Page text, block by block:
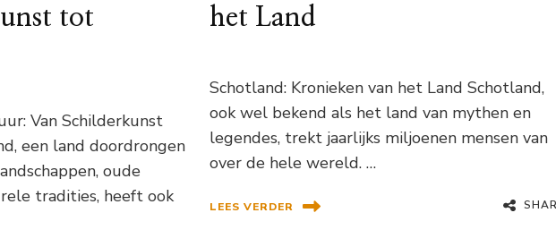
tot
Van Schilderkunst
een land doordrongen
oude
tradities, heeft ook
het Land
Schotland: Kronieken van het Land Schotland,
ook wel bekend als het land van mythen en
legendes, trekt jaarlijks miljoenen mensen van
over de hele wereld. …
LEES VERDER